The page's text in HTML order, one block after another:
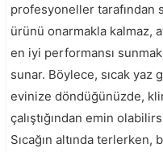
profesyoneller tarafından
ürünü onarmakla kalmaz,
en iyi performansı
sunar. Böylece, sıcak
evinize döndüğünüzde,
çalıştığından emin
Sıcağın altında